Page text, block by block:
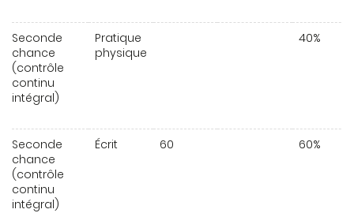
Seconde
chance
(contrôle
continu
intégral)
Pratique
physique
40%
Seconde
chance
(contrôle
continu
intégral)
Écrit 60 60%